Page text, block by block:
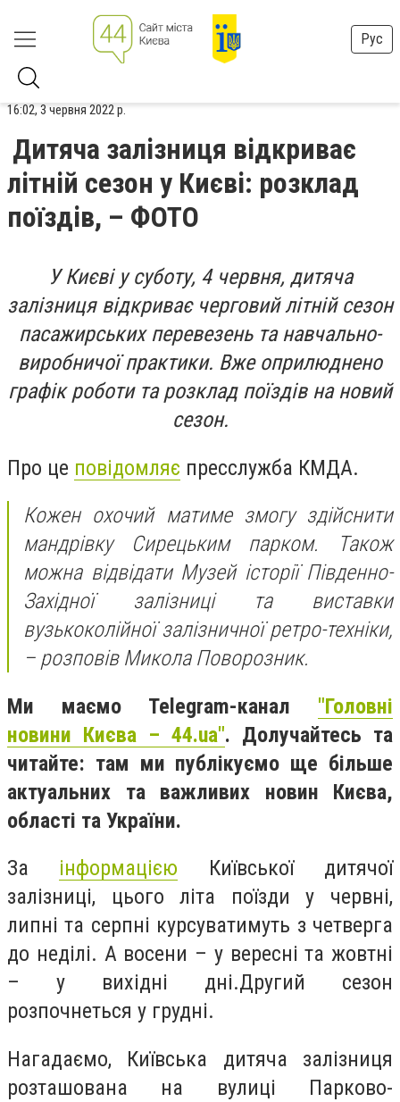
Рус
16:02, 3 червня 2022 р.
Дитяча залізниця відкриває
літній сезон у Києві: розклад
поїздів, – ФОТО
У Києві у суботу, 4 червня, дитяча
залізниця відкриває черговий літній сезон
пасажирських перевезень та навчально-
виробничої практики. Вже оприлюднено
графік роботи та розклад поїздів на новий
сезон.
Про це повідомляє пресслужба КМДА.
Кожен охочий матиме змогу здійснити
мандрівку Сирецьким парком. Також
можна відвідати Музей історії Південно-
Західної залізниці та виставки
вузькоколійної залізничної ретро-техніки,
– розповів Микола Поворозник.
Ми маємо Telegram-канал "Головні
новини Києва – 44.ua". Долучайтесь та
читайте: там ми публікуємо ще більше
актуальних та важливих новин Києва,
області та України.
За інформацією Київської дитячої
залізниці, цього літа поїзди у червні,
липні та серпні курсуватимуть з четверга
до неділі. А восени – у вересні та жовтні
– у вихідні дні.Другий сезон
розпочнеться у грудні.
Нагадаємо, Київська дитяча залізниця
розташована на вулиці Парково-